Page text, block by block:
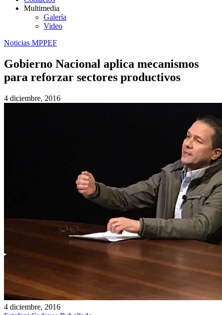
Multimedia
Galería
Video
Noticias MPPEF
Gobierno Nacional aplica mecanismos
para reforzar sectores productivos
4 diciembre, 2016
4 diciembre, 2016